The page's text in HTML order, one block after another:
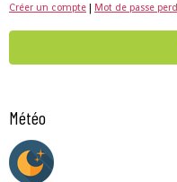
Créer un compte | Mot de passe
Météo